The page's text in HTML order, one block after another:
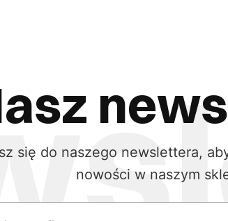
to synonim najwyższej jakości i
funkcjonalność, co czyni je
że nasze kombinezony
w codziennych obowiązkach
się do naszego newslettera,
nowości w naszym